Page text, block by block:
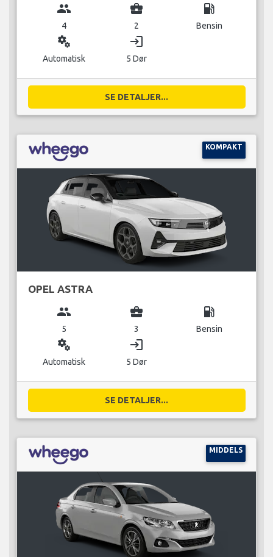
group
4
business_center
2
local_gas_station
Bensin
miscellaneous_services
Automatisk
login
5 Dør
SE DETALJER...
KOMPAKT
OPEL ASTRA
group
5
business_center
3
local_gas_station
Bensin
miscellaneous_services
Automatisk
login
5 Dør
SE DETALJER...
MIDDELS